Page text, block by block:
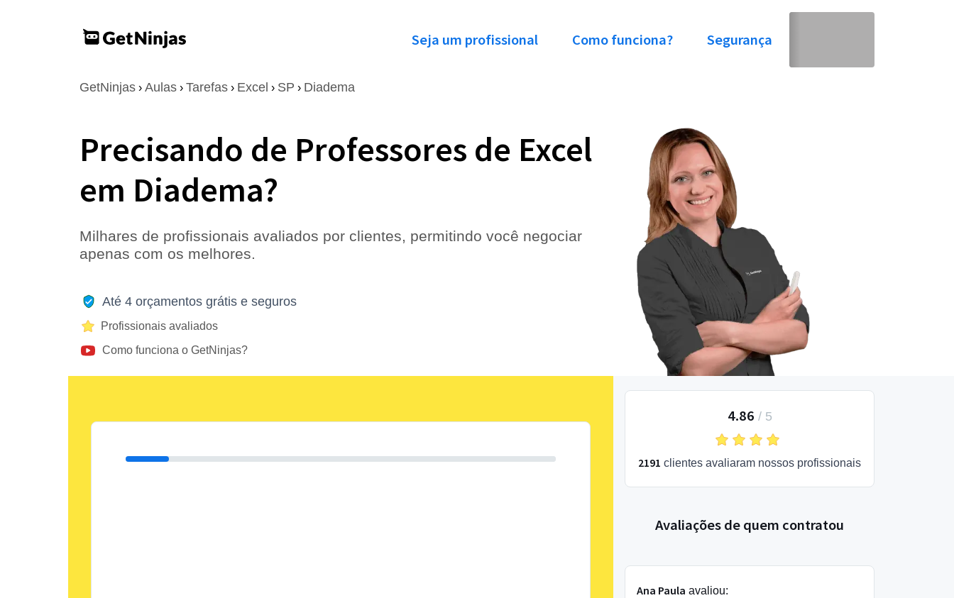
Seja um profissional Como funciona? Segurança
GetNinjas › Aulas › Tarefas › Excel › SP › Diadema
Precisando de Professores de Excel
em Diadema?
Milhares de profissionais avaliados por clientes, permitindo você negociar
apenas com os melhores.
Até 4 orçamentos grátis e seguros
Profissionais avaliados
Como funciona o GetNinjas?
4.86 / 5
2191 clientes avaliaram nossos profissionais
Avaliações de quem contratou
Ana Paula avaliou: